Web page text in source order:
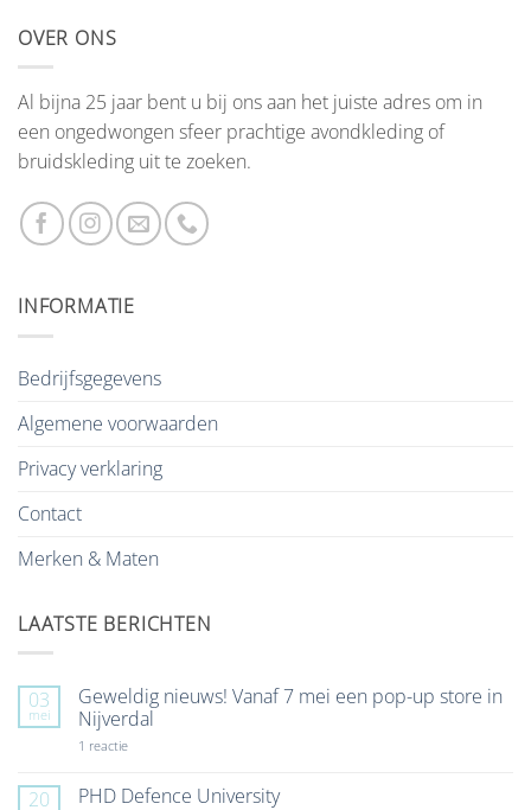
OVER ONS
Al bijna 25 jaar bent u bij ons aan het juiste adres om in
een ongedwongen sfeer prachtige avondkleding of
bruidskleding uit te zoeken.
INFORMATIE
Bedrijfsgegevens
Algemene voorwaarden
Privacy verklaring
Contact
Merken & Maten
LAATSTE BERICHTEN
03
mei
Geweldig nieuws! Vanaf 7 mei een pop-up store in
Nijverdal
1 reactieop
Vanaf
7
20 PHD Defence University